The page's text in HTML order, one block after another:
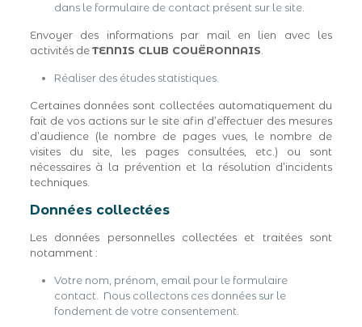
dans le formulaire de contact présent sur le site.
Envoyer des informations par mail en lien avec les
activités deTENNIS CLUB COUËRONNAIS
Réaliser des études statistiques.
Certaines données sont collectées automatiquement du
fait de vos actions sur le site afin d’effectuer des mesures
d’audience (le nombre de pages vues, le nombre de
visites du site, les pages consultées, etc.) ou sont
nécessaires à la prévention et la résolution d’incidents
techniques.
Données collectées
Les données personnelles collectées et traitées sont
notamment :
Votre nom, prénom, email pour le formulaire
contact. Nous collectons ces données sur le
fondement de votre consentement.